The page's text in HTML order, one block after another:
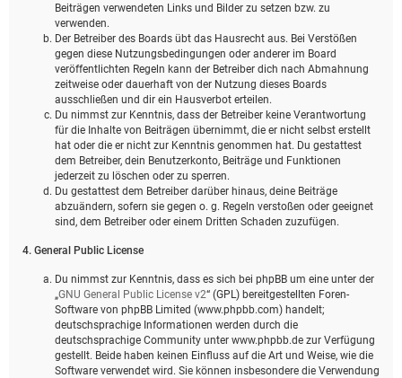
Beiträgen verwendeten Links und Bilder zu setzen bzw. zu
verwenden.
Der Betreiber des Boards übt das Hausrecht aus. Bei Verstößen
gegen diese Nutzungsbedingungen oder anderer im Board
veröffentlichten Regeln kann der Betreiber dich nach Abmahnung
zeitweise oder dauerhaft von der Nutzung dieses Boards
ausschließen und dir ein Hausverbot erteilen.
Du nimmst zur Kenntnis, dass der Betreiber keine Verantwortung
für die Inhalte von Beiträgen übernimmt, die er nicht selbst erstellt
hat oder die er nicht zur Kenntnis genommen hat. Du gestattest
dem Betreiber, dein Benutzerkonto, Beiträge und Funktionen
jederzeit zu löschen oder zu sperren.
Du gestattest dem Betreiber darüber hinaus, deine Beiträge
abzuändern, sofern sie gegen o. g. Regeln verstoßen oder geeignet
sind, dem Betreiber oder einem Dritten Schaden zuzufügen.
4. General Public License
Du nimmst zur Kenntnis, dass es sich bei phpBB um eine unter der
„GNU General Public License v2“ (GPL) bereitgestellten Foren-
Software von phpBB Limited (www.phpbb.com) handelt;
deutschsprachige Informationen werden durch die
deutschsprachige Community unter www.phpbb.de zur Verfügung
gestellt. Beide haben keinen Einfluss auf die Art und Weise, wie die
Software verwendet wird. Sie können insbesondere die Verwendung